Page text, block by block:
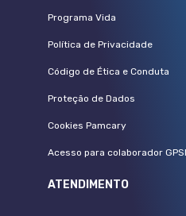
Programa Vida
Política de Privacidade
Código de Ética e Conduta
Proteção de Dados
Cookies Pamcary
Acesso para colaborador
ATENDIMENTO